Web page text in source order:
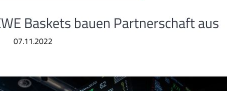
Baskets bauen Partnerschaft aus
07.11.2022